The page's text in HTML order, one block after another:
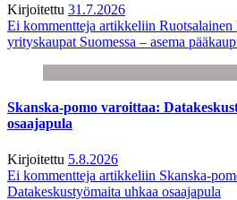
Kirjoitettu 31.7.2026
Ei kommentteja artikkeliin Ruotsalainen
yrityskaupat Suomessa – asema
Skanska-pomo varoittaa:
osaajapula
Kirjoitettu 5.8.2026
Ei kommentteja artikkeliin Skanska-
Datakeskustyömaita uhkaa osaajapula